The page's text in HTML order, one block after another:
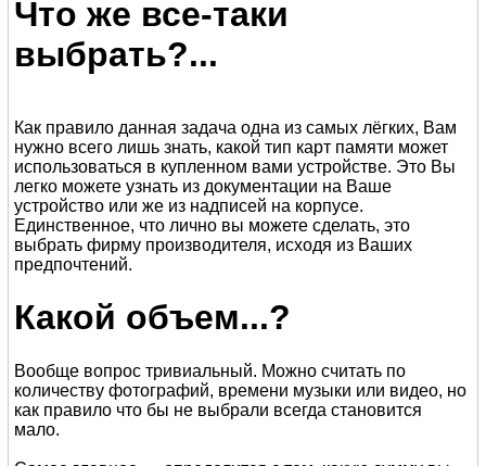
Что же все-таки
выбрать?...
Как правило данная задача одна из самых лёгких, Вам
нужно всего лишь знать, какой тип карт памяти может
использоваться в купленном вами устройстве. Это Вы
легко можете узнать из документации на Ваше
устройство или же из надписей на корпусе.
Единственное, что лично вы можете сделать, это
выбрать фирму производителя, исходя из Ваших
предпочтений.
Какой объем...?
Вообще вопрос тривиальный. Можно считать по
количеству фотографий, времени музыки или видео, но
как правило что бы не выбрали всегда становится
мало.